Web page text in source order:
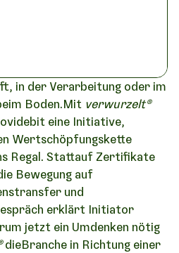
in der Verarbeitung oder im
Boden.Mit verwurzelt®
eine Initiative,
Wertschöpfungskette
Regal. Stattauf Zertifikate
Bewegung auf
und
erklärt Initiator
jetzt ein Umdenken nötig
dieBranche in Richtung einer